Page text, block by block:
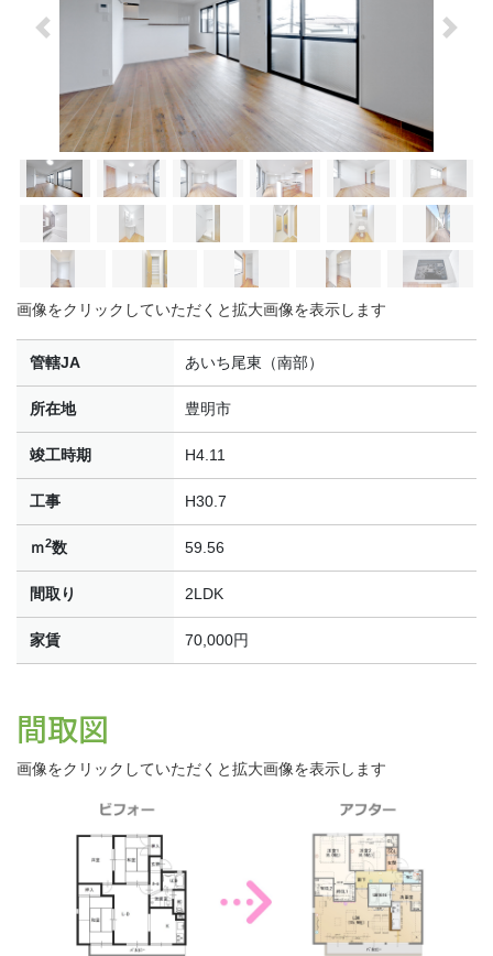
画像をクリックしていただくと拡大画像を表示します
管轄JA あいち尾東（南部）
所在地 豊明市
竣工時期 H4.11
工事 H30.7
ｍ2数 59.56
間取り 2LDK
家賃 70,000円
間取図
画像をクリックしていただくと拡大画像を表示します